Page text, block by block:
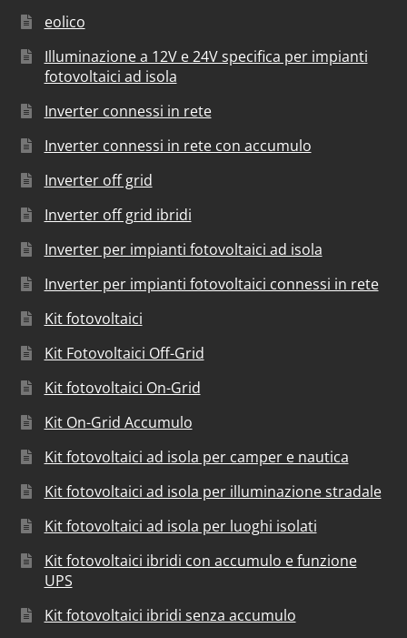
eolico
Illuminazione a 12V e 24V specifica per impianti
fotovoltaici ad isola
Inverter connessi in rete
Inverter connessi in rete con accumulo
Inverter off grid
Inverter off grid ibridi
Inverter per impianti fotovoltaici ad isola
Inverter per impianti fotovoltaici connessi in rete
Kit fotovoltaici
Kit Fotovoltaici Off-Grid
Kit fotovoltaici On-Grid
Kit On-Grid Accumulo
Kit fotovoltaici ad isola per camper e nautica
Kit fotovoltaici ad isola per illuminazione stradale
Kit fotovoltaici ad isola per luoghi isolati
Kit fotovoltaici ibridi con accumulo e funzione
UPS
Kit fotovoltaici ibridi senza accumulo